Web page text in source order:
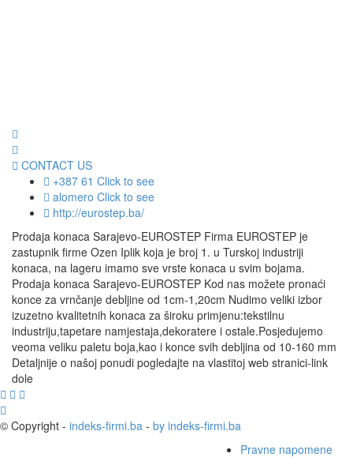
CONTACT US
+387 61 Click to see
alomero Click to see
http://eurostep.ba/
Prodaja konaca Sarajevo-EUROSTEP Firma EUROSTEP je
zastupnik firme Ozen Iplik koja je broj 1. u Turskoj industriji
konaca, na lageru imamo sve vrste konaca u svim bojama.
Prodaja konaca Sarajevo-EUROSTEP Kod nas možete pronaći
konce za vrnčanje debljine od 1cm-1,20cm Nudimo veliki izbor
izuzetno kvalitetnih konaca za široku primjenu:tekstilnu
industriju,tapetare namjestaja,dekoratere i ostale.Posjedujemo
veoma veliku paletu boja,kao i konce svih debljina od 10-160 mm
Detaljnije o našoj ponudi pogledajte na vlastitoj web stranici-link
dole
© Copyright - indeks-firmi.ba - by indeks-firmi.ba
Pravne napomene